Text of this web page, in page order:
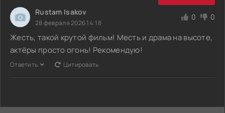
Rustam Isakov
28 февраля 2026 14:18
0 0
Жесть, такой крутой фильм! Месть и драма на высоте,
актёры просто огонь! Рекомендую!
Ответить Цитировать